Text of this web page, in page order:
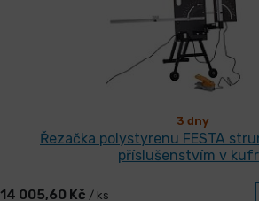
3 dny
Řezačka polystyrenu FESTA
příslušenstvím v
14 005,60 Kč / ks